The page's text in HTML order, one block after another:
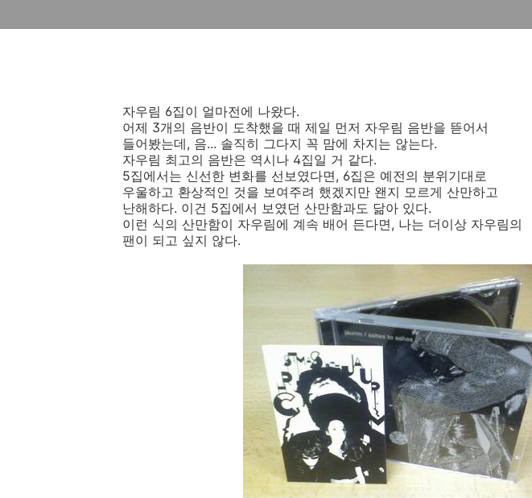
자우림 6집이 얼마전에 나왔다.
어제 3개의 음반이 도착했을 때 제일 먼저 자우림 음반을 뜯어서
들어봤는데, 음... 솔직히 그다지 꼭 맘에 차지는 않는다.
자우림 최고의 음반은 역시나 4집일 거 같다.
5집에서는 신선한 변화를 선보였다면, 6집은 예전의 분위기대로
우울하고 환상적인 것을 보여주려 했겠지만 왠지 모르게 산만하고
난해하다. 이건 5집에서 보였던 산만함과도 닮아 있다.
이런 식의 산만함이 자우림에 계속 배어 든다면, 나는 더이상 자우림의
팬이 되고 싶지 않다.